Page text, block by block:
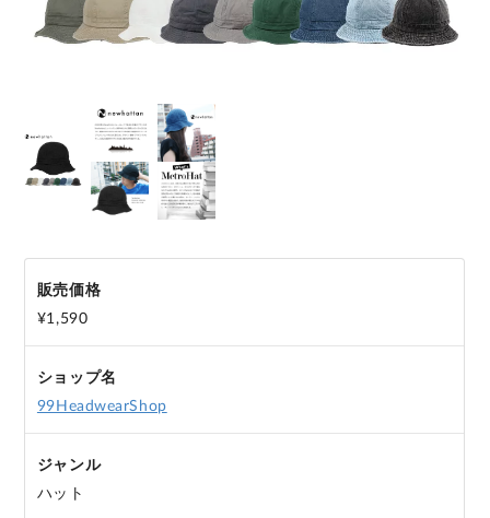
販売価格
¥1,590
ショップ名
99HeadwearShop
ジャンル
ハット